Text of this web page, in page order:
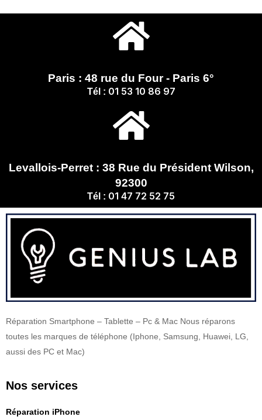
Paris : 48 rue du Four - Paris 6°
Tél : 01 53 10 86 97
Levallois-Perret : 38 Rue du Président Wilson,
92300
Tél : 01 47 72 52 75
Réparation Smartphone – Tablette – Pc & Mac Nous réparons
toutes les marques de téléphone (Iphone, Samsung, Huawei, LG,
aussi des PC et Mac)
Nos services
Réparation iPhone